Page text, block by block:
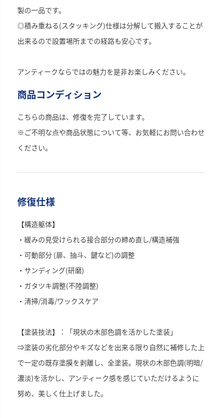
製の一品です。
◎積み重ねる(スタッキング)仕様は分解して搬入することが
出来るので設置場所までの経路も安心です。
アンティークならではの魅力を是非お楽しみください。
商品コンディション
こちらの商品は、修復を完了しています。
※ご不明な点や商品状態について等、お気軽にお問い合わせ
ください。
修復仕様
【構造躯体】
・緩みの見受けられる接合部分の締め直し/構造補強
・可動部分 (扉、抽斗、鍵など)の調整
・サンディング(研磨)
・ガタツキ調整(不陸調整)
・清掃/消毒/ワックスケア
【塗装技法】：「現状の木部色調を活かした塗装」
⇒塗装の劣化部分やキズなどを出来る限り自然に補修した上
で一定の既存塗膜を剥離し、全塗装。現状の木部色調(明暗/
濃淡)を活かし、アンティーク感を感じていただけるように
努め、美しく仕上げました。